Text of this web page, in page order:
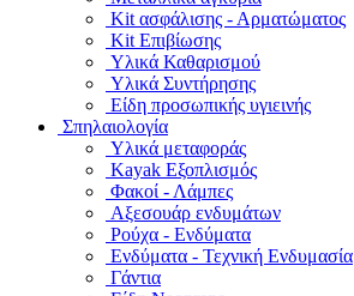
Kit ασφάλισης - Αρματώματος
Kit Επιβίωσης
Υλικά Καθαρισμού
Υλικά Συντήρησης
Είδη προσωπικής υγιεινής
Σπηλαιολογία
Υλικά μεταφοράς
Kayak Εξοπλισμός
Φακοί - Λάμπες
Αξεσουάρ ενδυμάτων
Ρούχα - Ενδύματα
Ενδύματα - Τεχνική Ενδυμασία
Γάντια